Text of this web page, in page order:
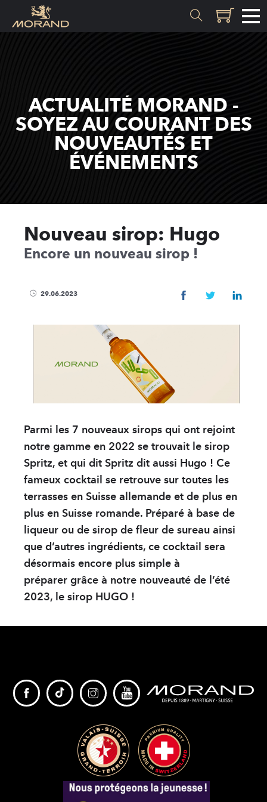
Valais
SAVOIR-FAIRE
Recettes
Magasin & visites
Actualités
Distributeurs
Contact
PRODUITS
Spiritueux
Sirops
Solution Hydro-
PARTENAIRES
Herbes du Grand-
Français
English
ACTUALITÉ MORAND -
SOYEZ AU COURANT DES
NOUVEAUTÉS ET
ÉVÉNEMENTS
Nouveau sirop: Hugo
Encore un nouveau sirop !
29.06.2023
Parmi les 7 nouveaux sirops qui ont rejoint
notre gamme en 2022 se trouvait le sirop
Spritz, et qui dit Spritz dit aussi Hugo ! Ce
fameux cocktail se retrouve sur toutes les
terrasses en Suisse allemande et de plus en
plus en Suisse romande. Préparé à base de
liqueur ou de sirop de fleur de sureau ainsi
que d’autres ingrédients, ce cocktail sera
désormais encore plus simple à
préparer grâce à notre nouveauté de l’été
2023, le sirop HUGO !